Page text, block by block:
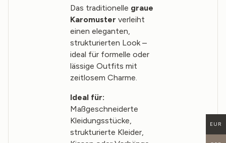
Das traditionelle graue
Karomuster verleiht
einen eleganten,
strukturierten Look –
ideal für formelle oder
lässige Outfits mit
zeitlosem Charme.
Ideal für:
Maßgeschneiderte
Kleidungsstücke,
strukturierte Kleider,
EUR